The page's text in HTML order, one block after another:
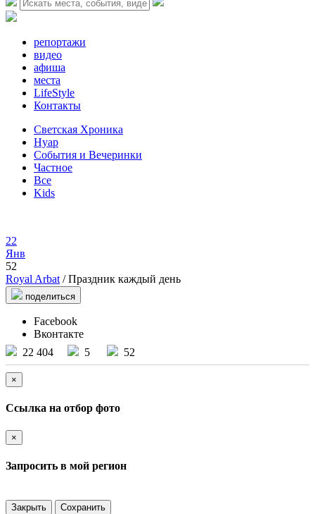
репортажи
видео
афиша
места
LifeStyle
Контакты
Светская Хроника
Нуар
События и Вечеринки
Частное
Все
Kids
22
Янв
52
Royal Arbat / Праздник каждый день
поделиться
Facebook
Вконтакте
22 404
5 52
×
Ссылка на отбор фото
×
Запросить в мой регион
Закрыть Сохранить